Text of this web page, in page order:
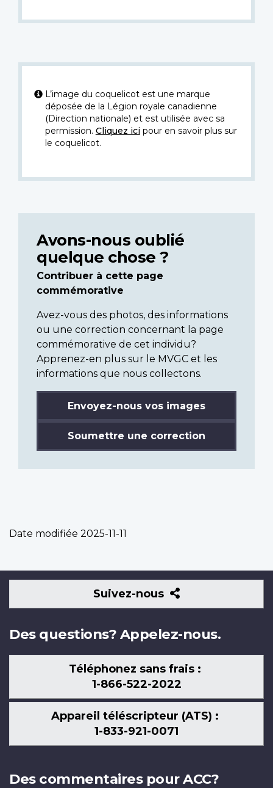
L’image du coquelicot est une marque
déposée de la Légion royale canadienne
(Direction nationale) et est utilisée avec sa
permission. Cliquez icipour en savoir plus sur
le coquelicot.
Avons-nous oublié
quelque chose ?
Contribuer à cette page
commémorative
Avez-vous des photos, des informations
ou une correction concernant la page
commémorative de cet individu?
Apprenez-en plus sur le MVGC et les
informations que nous collectons.
Envoyez-nous vos images
Soumettre une correction
Date modifiée 2025-11-11
Suivez-nous
Suivez-
nous
Des questions? Appelez-nous.
Téléphonez sans frais :
1-866-522-2022
Appareil téléscripteur (ATS) :
1-833-921-0071
Des commentaires pour ACC?